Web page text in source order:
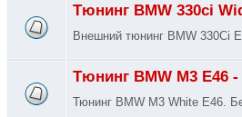
Тюнинг BMW 330ci
Внешний тюнинг BMW 330Ci
Тюнинг BMW M3 E46
Тюнинг BMW M3 White E46.